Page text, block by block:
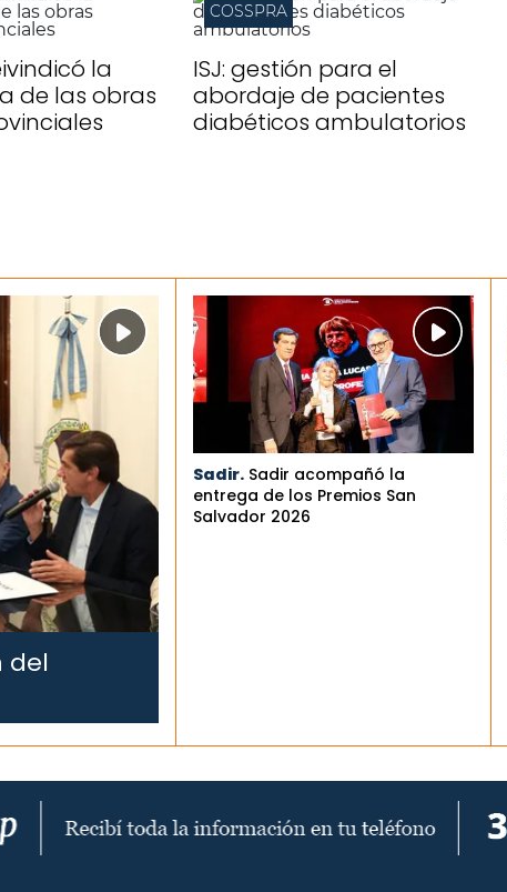
la
de las obras
COSSPRA
ISJ: gestión para el
abordaje de pacientes
diabéticos ambulatorios
del
Sadir. Sadir acompañó la
entrega de los Premios San
Salvador 2026